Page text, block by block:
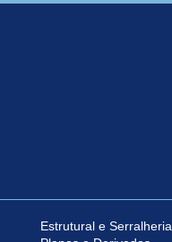
Estrutural e Serralheria